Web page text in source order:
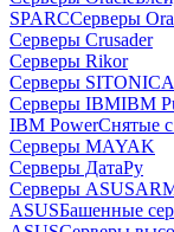
SPARCСерверы
Серверы Crusader
Серверы Rikor
Серверы SITONICA
Серверы IBMIBM
IBM PowerСнятые
Серверы MAYAK
Серверы ДатаРу
Серверы ASUS
ASUSБашенные